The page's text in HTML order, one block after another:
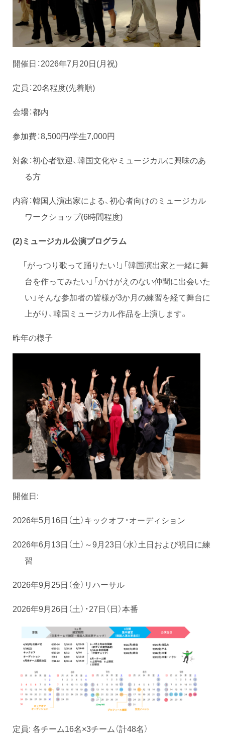
開催日：2026年7月20日(月祝)
定員：20名程度(先着順)
会場：都内
参加費：8,500円/学生7,000円
対象：初心者歓迎、韓国文化やミュージカルに興味のあ
る方
内容：韓国人演出家による、初心者向けのミュージカル
ワークショップ(6時間程度)
(2)ミュージカル公演プログラム
「がっつり歌って踊りたい！」「韓国演出家と一緒に舞
台を作ってみたい」「かけがえのない仲間に出会いた
い」そんな参加者の皆様が3か月の練習を経て舞台に
上がり、韓国ミュージカル作品を上演します。
昨年の様子
開催日:
2026年5月16日（土）キックオフ・オーディション
2026年6月13日（土）～9月23日（水）土日および祝日に練
習
2026年9月25日（金）リハーサル
2026年9月26日（土）・27日（日）本番
定員: 各チーム16名×3チーム（計48名）